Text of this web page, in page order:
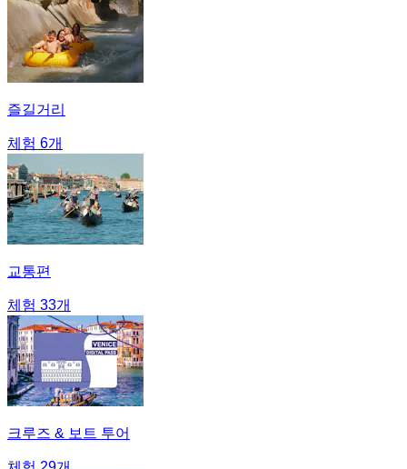
즐길거리
체험 6개
교통편
체험 33개
크루즈 & 보트 투어